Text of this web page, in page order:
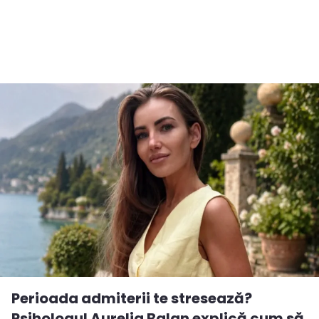
Perioada admiterii te stresează?